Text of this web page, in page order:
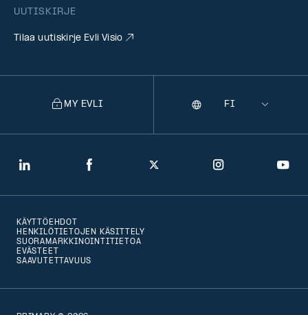
UUTISKIRJE
Tilaa uutiskirje Evli Visio
LinkedIn Facebook Twitter Instagram
MY EVLI
Selecting
the
Kieli
KÄYTTÖEHDOT
HENKILÖTIETOJEN KÄSITTELY
SUORAMARKKINOINTITIETOA
EVÄSTEET
SAAVUTETTAVUUS